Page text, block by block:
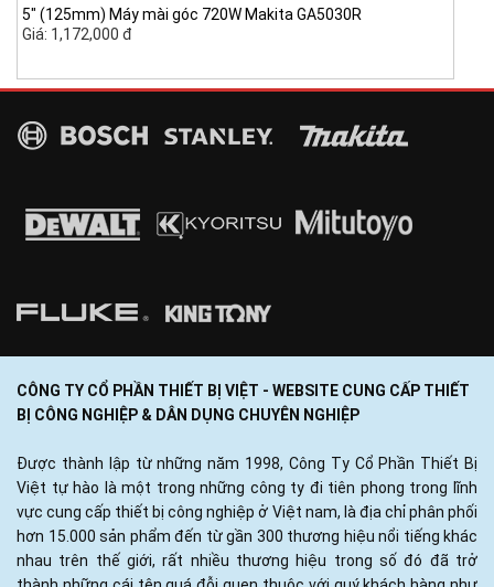
5" (125mm) Máy mài góc 720W Makita GA5030R
Giá: 1,172,000 đ
CÔNG TY CỔ PHẦN THIẾT BỊ VIỆT - WEBSITE CUNG CẤP THIẾT
BỊ CÔNG NGHIỆP & DÂN DỤNG CHUYÊN NGHIỆP
Được thành lập từ những năm 1998, Công Ty Cổ Phần Thiết Bị
Việt tự hào là một trong những công ty đi tiên phong trong lĩnh
vực cung cấp thiết bị công nghiệp ở Việt nam, là địa chỉ phân phối
hơn 15.000 sản phẩm đến từ gần 300 thương hiệu nổi tiếng khác
nhau trên thế giới, rất nhiều thương hiệu trong số đó đã trở